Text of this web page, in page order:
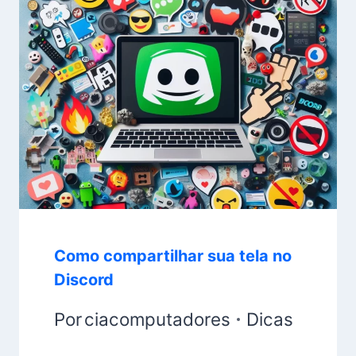
Como compartilhar sua tela no
Discord
Porciacomputadores Dicas